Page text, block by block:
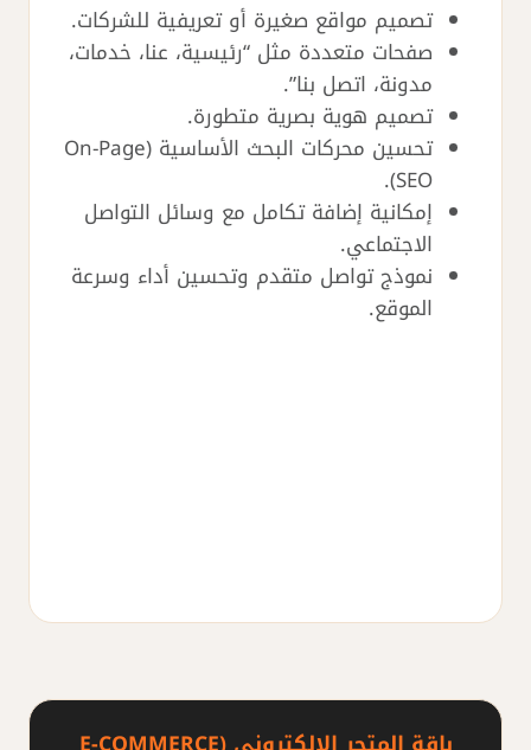
تصميم مواقع صغيرة أو تعريفية للشركات.
صفحات متعددة مثل “رئيسية، عنا، خدمات،
مدونة، اتصل بنا”.
تصميم هوية بصرية متطورة.
تحسين محركات البحث الأساسية (On-Page
SEO).
إمكانية إضافة تكامل مع وسائل التواصل
الاجتماعي.
نموذج تواصل متقدم وتحسين أداء وسرعة
الموقع.